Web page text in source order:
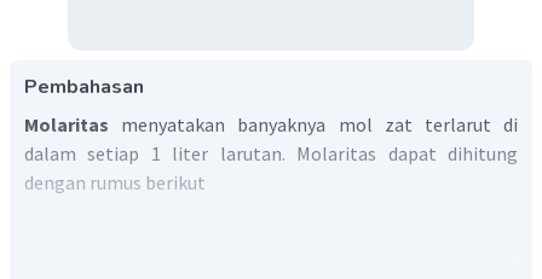
Pembahasan
Molaritas menyatakan banyaknya mol zat terlarut di
dalam setiap 1 liter larutan. Molaritas dapat dihitung
dengan rumus berikut